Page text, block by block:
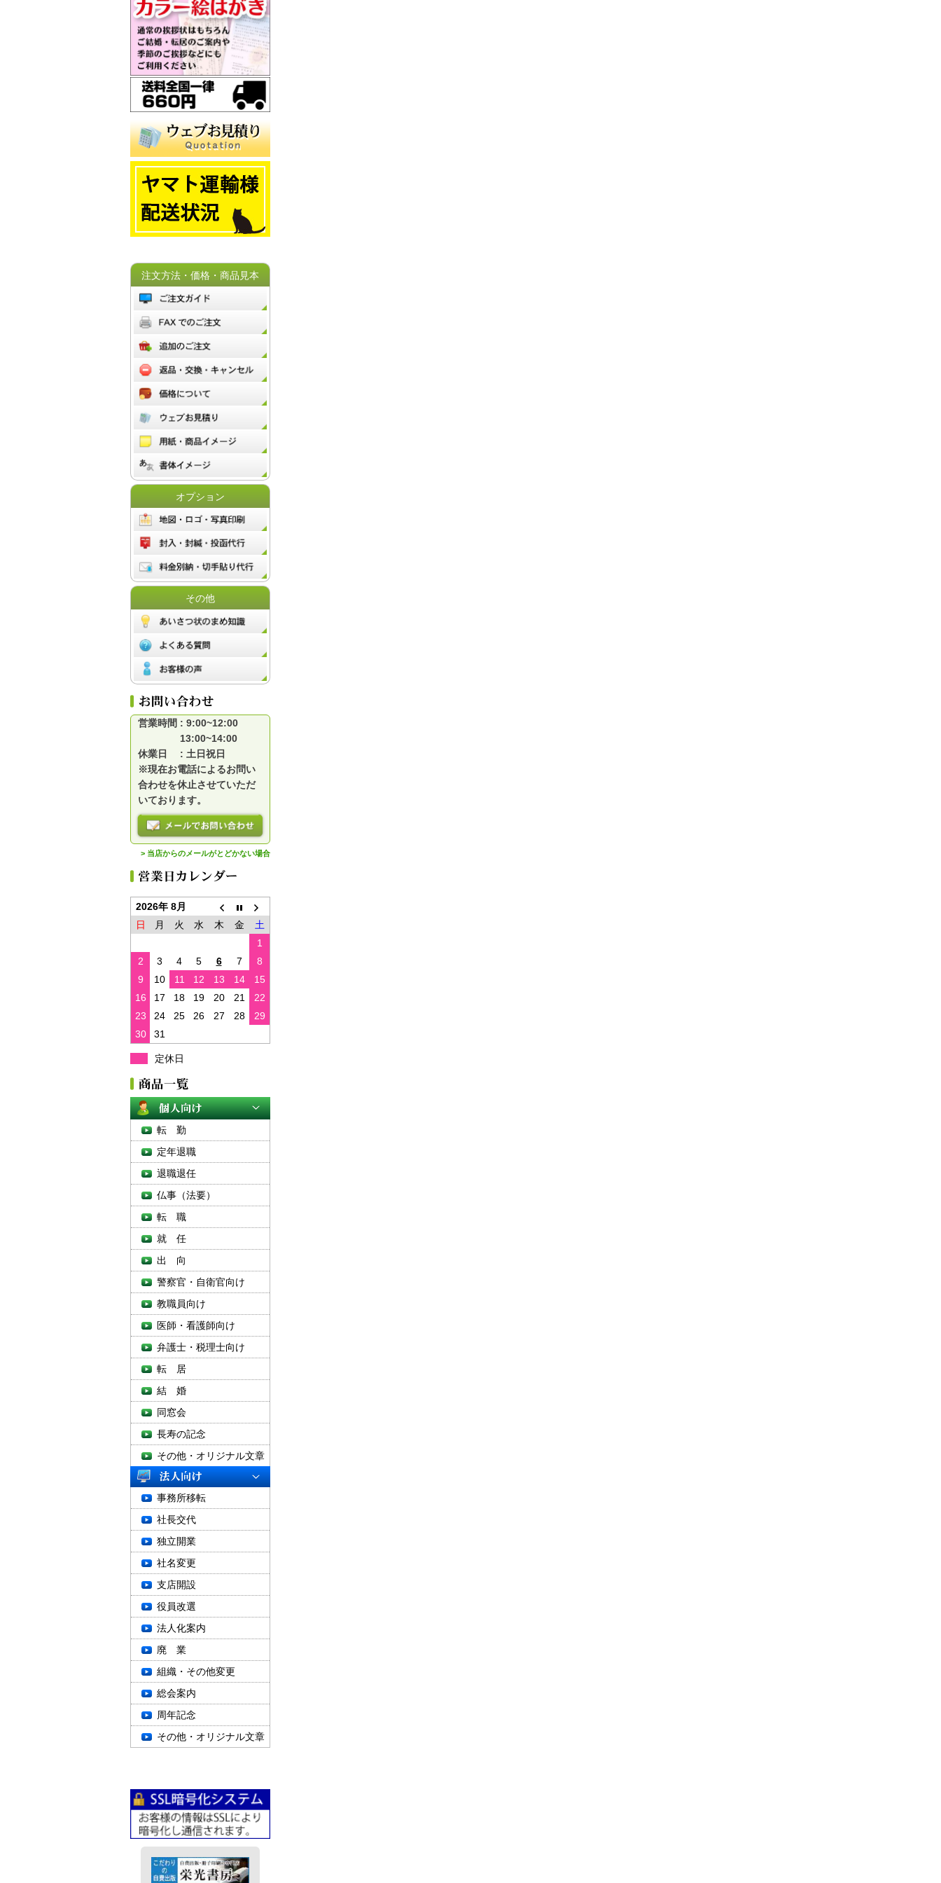
注文方法・価格・商品見本
オプション
その他
営業時間 : 9:00~12:00
13:00~14:00
休業日 : 土日祝日
※現在お電話によるお問い
合わせを休止させていただ
いております。
> 当店からのメールがとどかない場合
2026年 8月
日
月 火 水 木 金
土
1
2
3 4 5 6 7
8
9
10 11 12 13 14
15
16
17 18 19 20 21
22
23
24 25 26 27 28
29
30
31
定休日
転 勤
定年退職
退職退任
仏事（法要）
転 職
就 任
出 向
警察官・自衛官向け
教職員向け
医師・看護師向け
弁護士・税理士向け
転 居
結 婚
同窓会
長寿の記念
その他・オリジナル文章
事務所移転
社長交代
独立開業
社名変更
支店開設
役員改選
法人化案内
廃 業
組織・その他変更
総会案内
周年記念
その他・オリジナル文章